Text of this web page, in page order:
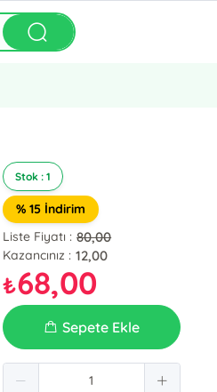
Stok : 1
% 15 İndirim
Liste Fiyatı : 80,00
Kazancınız : 12,00
₺68,00
Sepete Ekle